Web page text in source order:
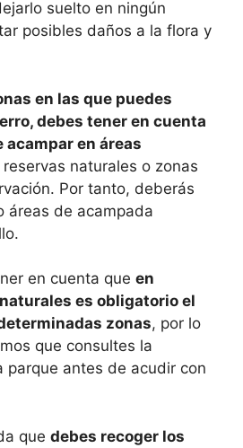
suelto en ningún
posibles daños a la flora y
en las que puedes
debes tener en cuenta
acampar en áreas
reservas naturales o zonas
Por tanto, deberás
áreas de acampada
en cuenta que en
es obligatorio el
zonas, por lo
que consultes la
parque antes de acudir con
que debes recoger los